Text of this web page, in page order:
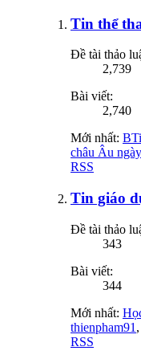
Tin thể
Đề tài thảo
2,739
Bài viết:
2,740
Mới nhất:
châu Âu
RSS
Tin giáo
Đề tài thảo
343
Bài viết:
344
Mới nhất:
thienpham91 ,
RSS